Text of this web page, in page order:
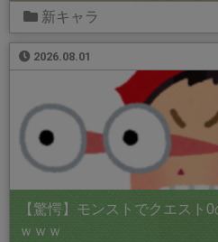
新キャラ
2026.08.01
【驚愕】モンストでクエスト
ｗｗｗ